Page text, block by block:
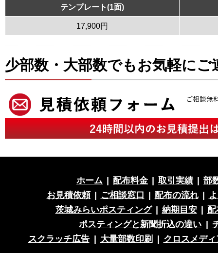
テンプレート(1面)
17,900円
少部数・大部数でもお気軽にご
ホーム 配布料金 取引実績
部
お見積依頼
ご相談窓口 配布の流れ
茨城みらいポスティング
納期目安
ポスティングと新聞折込の違い
スクラッチ広告
大量部数印刷 クロスメディ